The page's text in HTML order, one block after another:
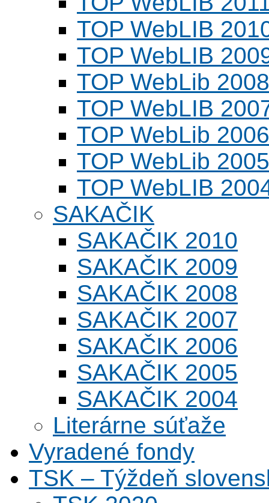
TOP WebLIB
TOP WebLIB
TOP WebLib 2008
TOP WebLIB
TOP WebLib 2006
TOP WebLib 2005
TOP WebLIB
SAKAČIK
SAKAČIK 2010
SAKAČIK 2009
SAKAČIK 2008
SAKAČIK 2007
SAKAČIK 2006
SAKAČIK 2005
SAKAČIK 2004
Literárne súťaže
Vyradené fondy
TSK – Týždeň